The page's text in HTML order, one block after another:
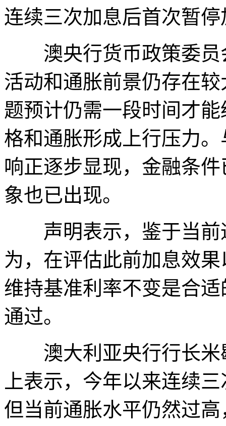
连续三次加息后首次暂停
澳央行货币政策委员
活动和通胀前景仍存在
题预计仍需一段时间才
格和通胀形成上行压力
响正逐步显现，金融条
象也已出现。
声明表示，鉴于当前
为，在评估此前加息效
维持基准利率不变是合
通过。
澳大利亚央行行长米
上表示，今年以来连续
但当前通胀水平仍然过